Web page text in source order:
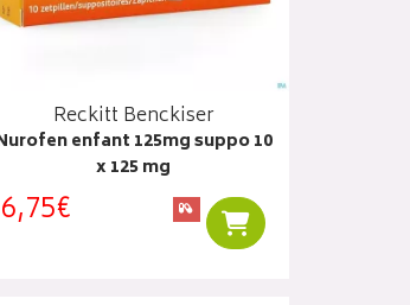
Reckitt Benckiser
enfant 125mg suppo 10
x 125 mg
6,75€ Ajouter au panier